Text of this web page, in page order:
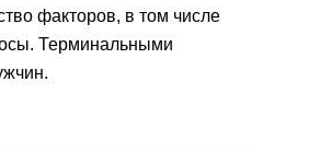
факторов, в том числе
Терминальными